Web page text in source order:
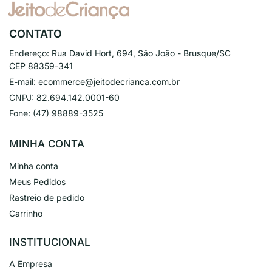
CONTATO
Endereço: Rua David Hort, 694, São João - Brusque/SC
CEP 88359-341
E-mail: ecommerce@jeitodecrianca.com.br
CNPJ: 82.694.142.0001-60
Fone: (47) 98889-3525
MINHA CONTA
Minha conta
Meus Pedidos
Rastreio de pedido
Carrinho
INSTITUCIONAL
A Empresa